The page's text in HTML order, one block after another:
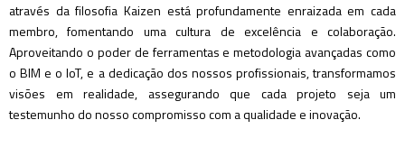
através da filosofia Kaizen está profundamente enraizada em cada
membro, fomentando uma cultura de excelência e colaboração.
Aproveitando o poder de ferramentas e metodologia avançadas como
o BIM e o IoT, e a dedicação dos nossos profissionais, transformamos
visões em realidade, assegurando que cada projeto seja um
testemunho do nosso compromisso com a qualidade e inovação.